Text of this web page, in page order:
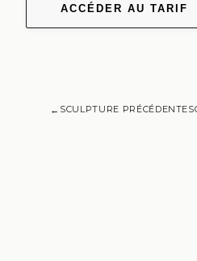
ACCÉDER AU TARIF
← SCULPTURE PRÉCÉDENTE